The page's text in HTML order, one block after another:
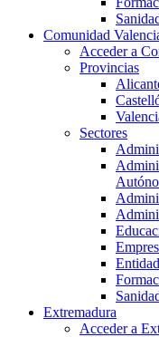
Comunidad
Acceder a
Provincias
Sectores
Extremadura
Acceder a